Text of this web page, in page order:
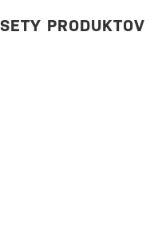
PRODUKTOV